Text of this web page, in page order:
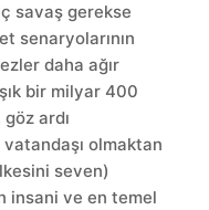
savaş gerekse
senaryolarının
daha ağır
bir milyar 400
ardı
olmaktan
seven)
insani ve en temel